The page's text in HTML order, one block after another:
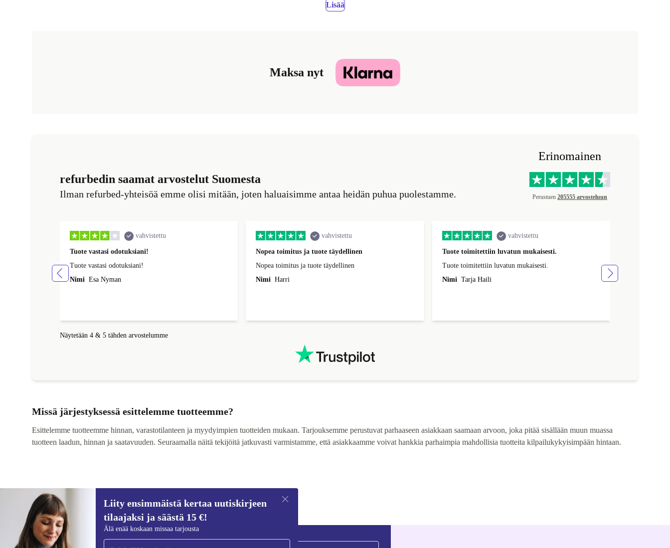
Lisää
Maksa nyt
refurbedin saamat arvostelut Suomesta
Ilman refurbed-yhteisöä emme olisi mitään, joten haluaisimme antaa heidän puhua puolestamme.
Erinomainen
Perustuen 205555 arvosteluun
vahvistettu
Tuote vastasi odotuksiani!
Tuote vastasi odotuksiani!
Nimi Esa Nyman
vahvistettu
Nopea toimitus ja tuote täydellinen
Nopea toimitus ja tuote täydellinen
Nimi Harri
vahvistettu
Tuote toimitettiin luvatun mukaisesti.
Tuote toimitettiin luvatun mukaisesti.
Nimi Tarja Haili
Näytetään 4 & 5 tähden arvostelumme
Missä järjestyksessä esittelemme tuotteemme?
Esittelemme tuotteemme hinnan, varastotilanteen ja myydyimpien tuotteiden mukaan. Tarjouksemme perustuvat parhaaseen asiakkaan saamaan arvoon, joka pitää sisällään muun muassa
tuotteen laadun, hinnan ja saatavuuden. Seuraamalla näitä tekijöitä jatkuvasti varmistamme, että asiakkaamme voivat hankkia parhaimpia mahdollisia tuotteita kilpailukykyisimpään hintaan.
Liity ensimmäistä kertaa uutiskirjeen
tilaajaksi ja säästä 15 €!
Älä enää koskaan missaa tarjousta